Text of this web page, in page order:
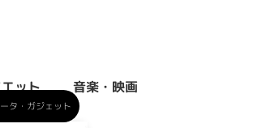
ット 音楽・映画
タ・ガジェット